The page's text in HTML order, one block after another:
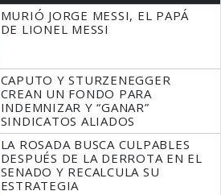
MURIÓ JORGE MESSI, EL PAPÁ
DE LIONEL MESSI
CAPUTO Y STURZENEGGER
CREAN UN FONDO PARA
INDEMNIZAR Y “GANAR”
SINDICATOS ALIADOS
LA ROSADA BUSCA CULPABLES
DESPUÉS DE LA DERROTA EN EL
SENADO Y RECALCULA SU
ESTRATEGIA